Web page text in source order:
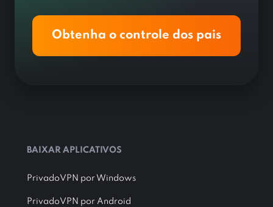
Obtenha o controle dos pais
BAIXAR APLICATIVOS
PrivadoVPN por Windows
PrivadoVPN por Android